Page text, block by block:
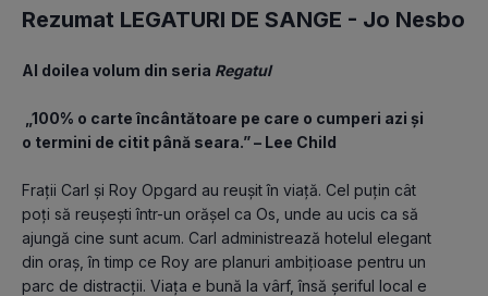
Rezumat LEGATURI DE SANGE - Jo Nesbo
Al doilea volum din seria Regatul
„100% o carte încântătoare pe care o cumperi azi și
o termini de citit până seara.” – Lee Child
Frații Carl și Roy Opgard au reușit în viață. Cel puțin cât
poți să reușești într-un orășel ca Os, unde au ucis ca să
ajungă cine sunt acum. Carl administrează hotelul elegant
din oraș, în timp ce Roy are planuri ambițioase pentru un
parc de distracții. Viața e bună la vârf, însă șeriful local e